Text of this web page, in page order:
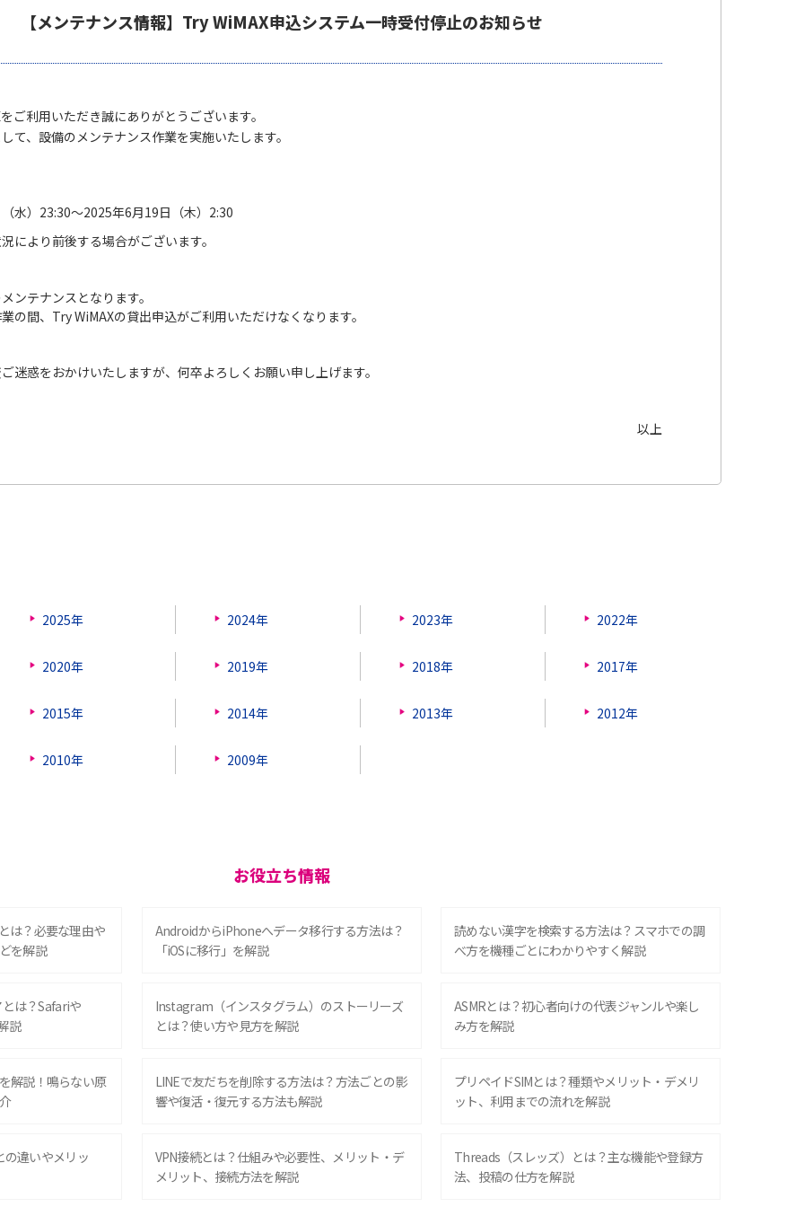
【メンテナンス情報】Try WiMAX申込システム一時受付停止のお知らせ
ご利用いただき誠にありがとうございます。
て、設備のメンテナンス作業を実施いたします。
水）23:30～2025年6月19日（木）2:30
により前後する場合がございます。
ンテナンスとなります。
の間、Try WiMAXの貸出申込がご利用いただけなくなります。
迷惑をおかけいたしますが、何卒よろしくお願い申し上げます。
以上
2025年 2024年 2023年 2022年
2020年 2019年 2018年 2017年
2015年 2014年 2013年 2012年
2010年 2009年
お役立ち情報
は？必要な理由や
を解説
AndroidからiPhoneへデータ移行する方法は？
「iOSに移行」を解説
読めない漢字を検索する方法は？スマホでの調
べ方を機種ごとにわかりやすく解説
は？Safariや
説
Instagram（インスタグラム）のストーリーズ
とは？使い方や見方を解説
ASMRとは？初心者向けの代表ジャンルや楽し
み方を解説
解説！鳴らない原
LINEで友だちを削除する方法は？方法ごとの影
響や復活・復元する方法も解説
プリペイドSIMとは？種類やメリット・デメリ
ット、利用までの流れを解説
の違いやメリッ
VPN接続とは？仕組みや必要性、メリット・デ
メリット、接続方法を解説
Threads（スレッズ）とは？主な機能や登録方
法、投稿の仕方を解説